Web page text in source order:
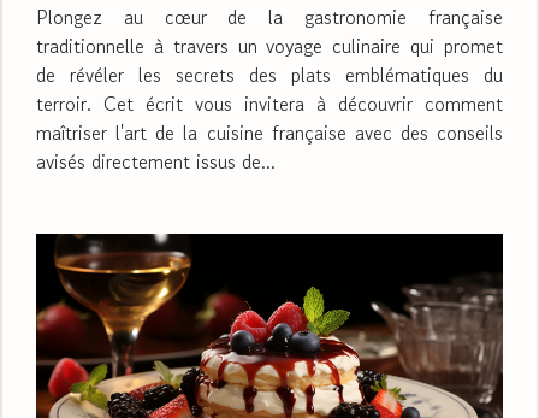
Plongez au cœur de la gastronomie française
traditionnelle à travers un voyage culinaire qui promet
de révéler les secrets des plats emblématiques du
terroir. Cet écrit vous invitera à découvrir comment
maîtriser l'art de la cuisine française avec des conseils
avisés directement issus de...